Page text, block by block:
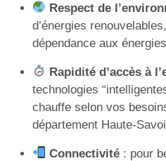
Respect de
d’énergies
dépendance aux
Rapidité d’accès à
technologies
chauffe selon vos
département Haute-
Connectivité: pour